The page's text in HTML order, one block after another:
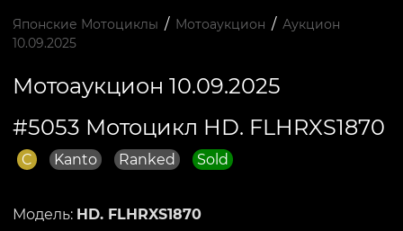
Японские Мотоциклы / Мотоаукцион / Аукцион
10.09.2025
Мотоаукцион 10.09.2025
#5053 Мотоцикл HD. FLHRXS1870
C Kanto Ranked Sold
Модель: HD. FLHRXS1870